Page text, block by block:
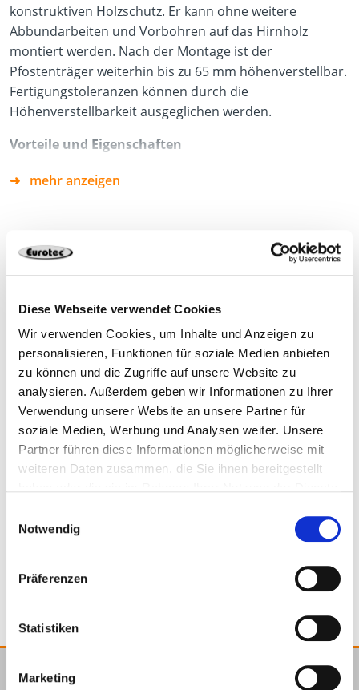
Diese Webseite verwendet Cookies
Wir verwenden Cookies, um Inhalte und Anzeigen zu
personalisieren, Funktionen für soziale Medien anbieten
zu können und die Zugriffe auf unsere Website zu
analysieren. Außerdem geben wir Informationen zu Ihrer
Verwendung unserer Website an unsere Partner für
soziale Medien, Werbung und Analysen weiter. Unsere
Partner führen diese Informationen möglicherweise mit
weiteren Daten zusammen, die Sie ihnen bereitgestellt
Notwendig
Präferenzen
Statistiken
Marketing
konstruktiven Holzschutz. Er kann ohne weitere
Abbundarbeiten und Vorbohren auf das Hirnholz
montiert werden. Nach der Montage ist der
Pfostenträger weiterhin bis zu 65 mm höhenverstellbar.
Fertigungstoleranzen können durch die
Höhenverstellbarkeit ausgeglichen werden.
Vorteile und Eigenschaften
Einfache Montage mit Vollgewindeschrauben ohne
Nach der Montage weiterhin bis zu 65 mm
-1 einsetzbar
mehr anzeigen
Produktdatenblatt
DWG
904749 135 - 200 mm